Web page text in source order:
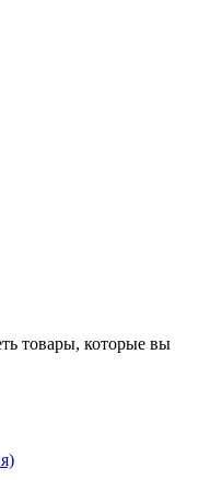
товары, которые вы